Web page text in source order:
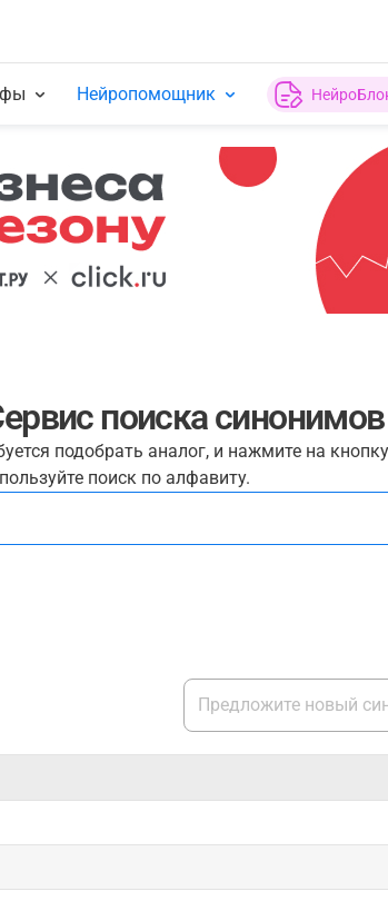
Нейропомощник
поиска синонимов
подобрать аналог, и нажмите на
поиск по алфавиту.